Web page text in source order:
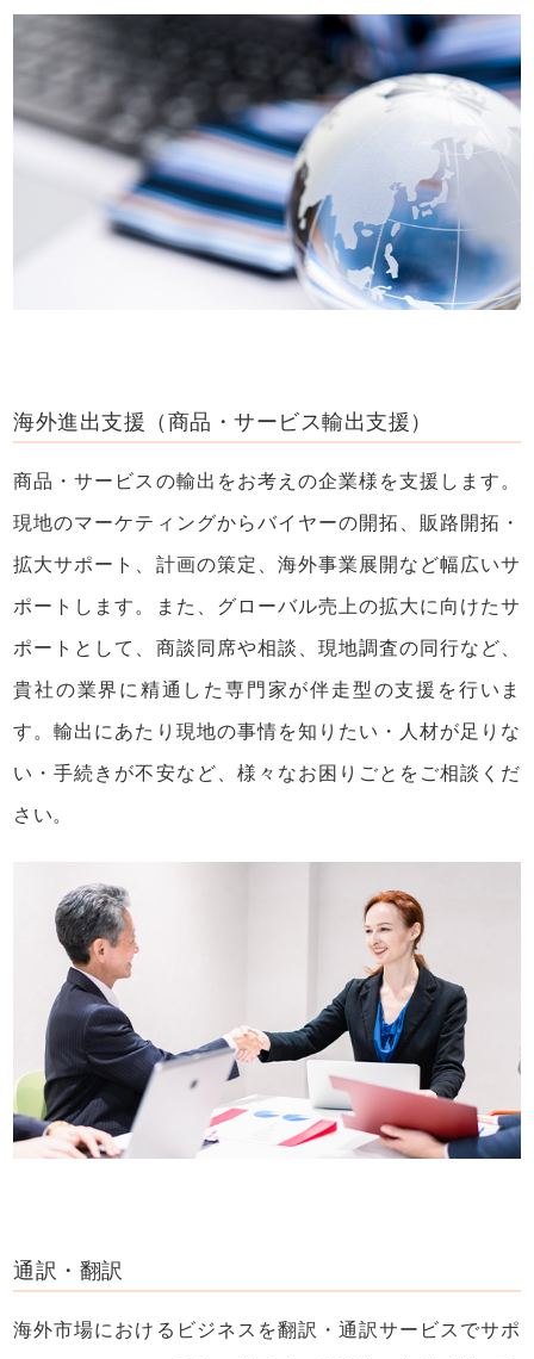
海外進出支援（商品・サービス輸出支援）
商品・サービスの輸出をお考えの企業様を支援します。
現地のマーケティングからバイヤーの開拓、販路開拓・
拡大サポート、計画の策定、海外事業展開など幅広いサ
ポートします。また、グローバル売上の拡大に向けたサ
ポートとして、商談同席や相談、現地調査の同行など、
貴社の業界に精通した専門家が伴走型の支援を行いま
す。輸出にあたり現地の事情を知りたい・人材が足りな
い・手続きが不安など、様々なお困りごとをご相談くだ
さい。
通訳・翻訳
海外市場におけるビジネスを翻訳・通訳サービスでサポ